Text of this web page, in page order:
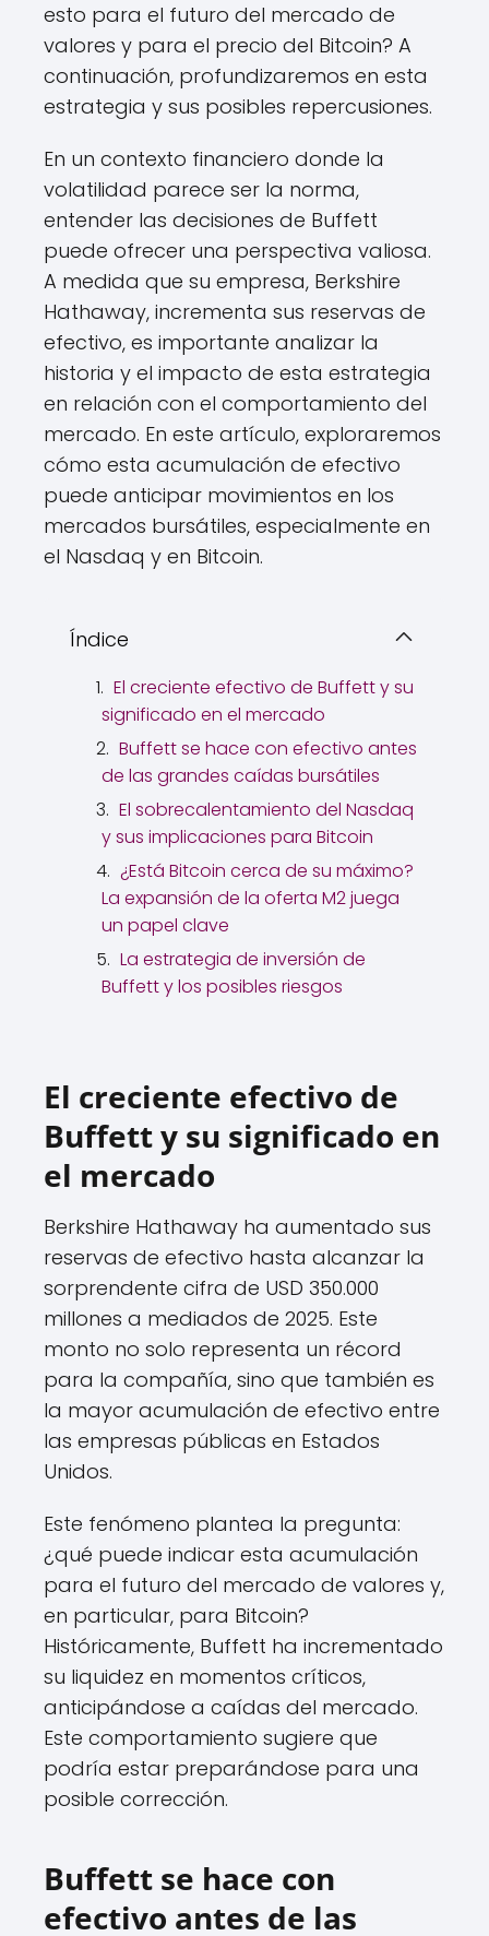
esto para el futuro del mercado de
valores y para el precio del Bitcoin? A
continuación, profundizaremos en esta
estrategia y sus posibles repercusiones.
En un contexto financiero donde la
volatilidad parece ser la norma,
entender las decisiones de Buffett
puede ofrecer una perspectiva valiosa.
A medida que su empresa, Berkshire
Hathaway, incrementa sus reservas de
efectivo, es importante analizar la
historia y el impacto de esta estrategia
en relación con el comportamiento del
mercado. En este artículo, exploraremos
cómo esta acumulación de efectivo
puede anticipar movimientos en los
mercados bursátiles, especialmente en
el Nasdaq y en Bitcoin.
Índice
El creciente efectivo de Buffett y su
significado en el mercado
Buffett se hace con efectivo antes
de las grandes caídas bursátiles
El sobrecalentamiento del Nasdaq
y sus implicaciones para Bitcoin
¿Está Bitcoin cerca de su máximo?
La expansión de la oferta M2 juega
un papel clave
La estrategia de inversión de
Buffett y los posibles riesgos
El creciente efectivo de
Buffett y su significado en
el mercado
Berkshire Hathaway ha aumentado sus
reservas de efectivo hasta alcanzar la
sorprendente cifra de USD 350.000
millones a mediados de 2025. Este
monto no solo representa un récord
para la compañía, sino que también es
la mayor acumulación de efectivo entre
las empresas públicas en Estados
Unidos.
Este fenómeno plantea la pregunta:
¿qué puede indicar esta acumulación
para el futuro del mercado de valores y,
en particular, para Bitcoin?
Históricamente, Buffett ha incrementado
su liquidez en momentos críticos,
anticipándose a caídas del mercado.
Este comportamiento sugiere que
podría estar preparándose para una
posible corrección.
Buffett se hace con
efectivo antes de las